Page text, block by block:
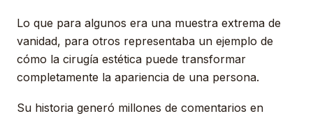
Lo que para algunos era una muestra extrema de
vanidad, para otros representaba un ejemplo de
cómo la cirugía estética puede transformar
completamente la apariencia de una persona.
Su historia generó millones de comentarios en